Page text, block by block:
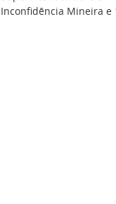
Inconfidência Mineira e